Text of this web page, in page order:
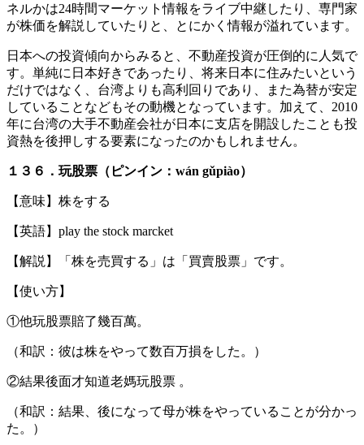
ネルかは24時間マーケット情報をライブ中継したり、専門家
が株価を解説していたりと、とにかく情報が溢れています。
日本への投資傾向からみると、不動産投資が圧倒的に人気で
す。単純に日本好きであったり、将来日本に住みたいという
だけではなく、台湾よりも高利回りであり、また為替が安定
していることなどもその動機となっています。加えて、2010
年に台湾の大手不動産会社が日本に支店を開設したことも投
資熱を後押しする要素になったのかもしれません。
１３６．玩股票（ピンイン：wán gǔpiào）
【意味】株をする
【英語】play the stock marcket
【解説】「株を売買する」は「買賣股票」です。
【使い方】
①他玩股票賠了幾百萬。
（和訳：彼は株をやって数百万損をした。）
②結果後面才知道老媽玩股票 。
（和訳：結果、後になって母が株をやっていることが分かっ
た。）